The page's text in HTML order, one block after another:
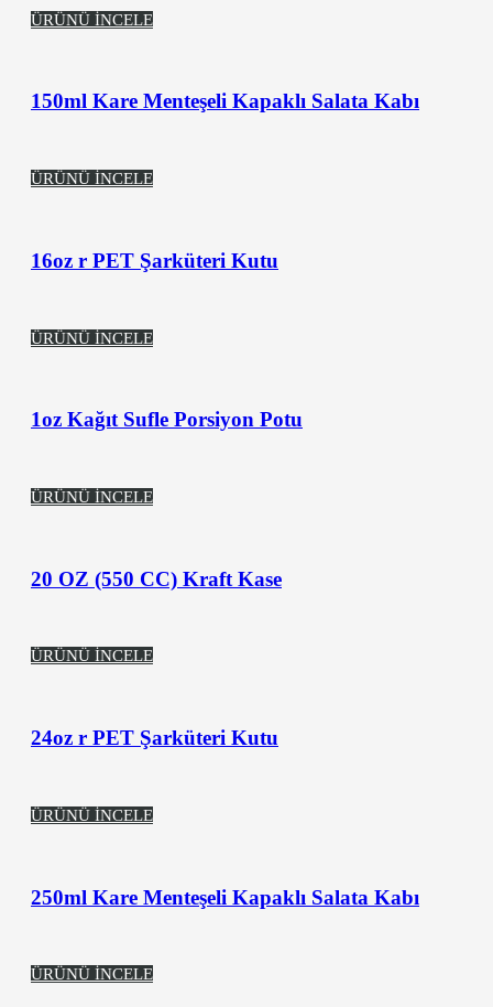
ÜRÜNÜ İNCELE
150ml Kare Menteşeli Kapaklı Salata Kabı
ÜRÜNÜ İNCELE
16oz r PET Şarküteri Kutu
ÜRÜNÜ İNCELE
1oz Kağıt Sufle Porsiyon Potu
ÜRÜNÜ İNCELE
20 OZ (550 CC) Kraft Kase
ÜRÜNÜ İNCELE
24oz r PET Şarküteri Kutu
ÜRÜNÜ İNCELE
250ml Kare Menteşeli Kapaklı Salata Kabı
ÜRÜNÜ İNCELE